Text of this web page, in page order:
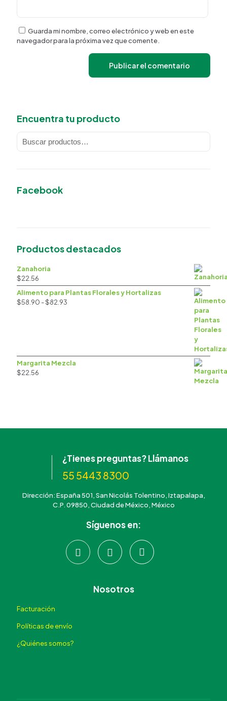
Guarda mi nombre, correo electrónico y web en este
navegador para la próxima vez que comente.
Encuentra tu producto
Facebook
Productos destacados
Zanahoria
$22.56
Alimento para Plantas Florales y Hortalizas
$58.90 -$82.93
$82.93
Margarita Mezcla
$22.56
¿Tienes preguntas? Llámanos
55 5443 8300
Dirección: España 501, San Nicolás Tolentino, Iztapalapa,
C.P. 09850, Ciudad de México, México
Síguenos en:
Nosotros
Facturación
Políticas de envío
¿Quiénes somos?